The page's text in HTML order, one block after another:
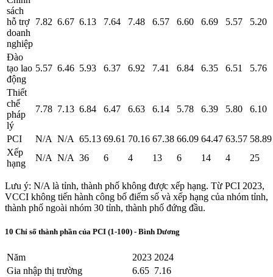
sách
hỗ trợ
doanh
nghiệp
7.82 6.67 6.13 7.64 7.48 6.57 6.60 6.69 5.57 5.20
Đào
tạo lao
động
5.57 6.46 5.93 6.37 6.92 7.41 6.84 6.35 6.51 5.76
Thiết
chế
pháp
lý
7.78 7.13 6.84 6.47 6.63 6.14 5.78 6.39 5.80 6.10
PCI N/A N/A 65.13 69.61 70.16 67.38 66.09 64.47 63.57 58.89
Xếp
hạng
N/A N/A 36 6 4 13 6 14 4 25
Lưu ý: N/A là tỉnh, thành phố không được xếp hạng. Từ PCI 2023,
VCCI không tiến hành công bố điểm số và xếp hạng của nhóm tỉnh,
thành phố ngoài nhóm 30 tỉnh, thành phố đứng đầu.
10 Chỉ số thành phần của PCI (1-100) - Bình Dương
Năm 2023 2024
Gia nhập thị trường
6.65 7.16